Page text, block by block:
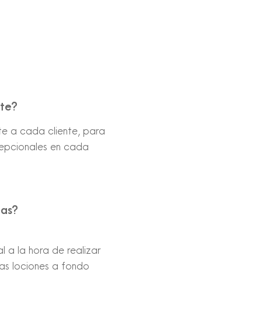
a cada cliente, para
en cada
a la hora de realizar
lociones a fondo